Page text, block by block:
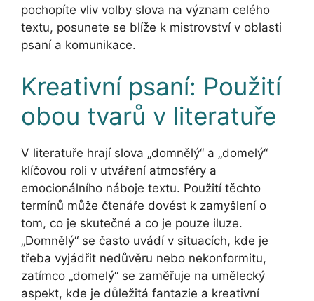
pochopíte vliv volby slova na význam celého
textu, posunete se blíže k mistrovství v oblasti
psaní a komunikace.
Kreativní psaní: Použití
obou tvarů v literatuře
V literatuře hrají slova „domnělý“ a „domelý“
klíčovou roli v utváření atmosféry a
emocionálního náboje textu. Použití těchto
termínů může čtenáře dovést k zamyšlení o
tom, co je skutečné a co je pouze iluze.
„Domnělý“ se často uvádí v situacích, kde je
třeba vyjádřit nedůvěru nebo nekonformitu,
zatímco „domelý“ se zaměřuje na umělecký
aspekt, kde je důležitá fantazie a kreativní